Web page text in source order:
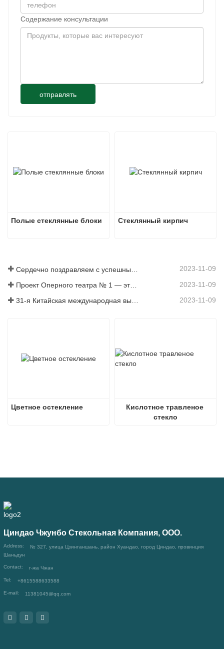
Содержание консультации
отправлять
Полые стеклянные блоки Стеклянный кирпич
2023-11-09
Проект Оперного театра № 1 — это демонстрация мощи стекольной промышленности Китая, блестяще сияющая на Круговой набережной в Сиднее. 2023-11-09
2023-11-09
Цветное остекление
Кислотное травленое
стекло
Циндао Чжунбо Стекольная Компания, ООО.
Address:
№ 327, улица Цзинганшань, район Хуандао, город Циндао, провинция
Шаньдун
Contact: г-жа Чжан
Tel: +8615588633588
E-mail: 11381045@qq.com